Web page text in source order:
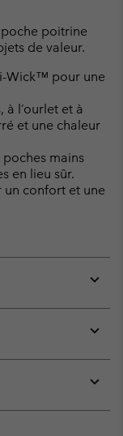
poitrine
de valeur.
Wick™ pour une
l’ourlet et à
et une chaleur
mains
en lieu sûr.
confort et une
or
or
or